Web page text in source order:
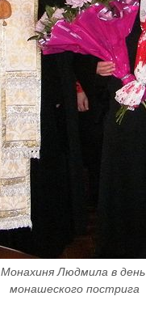
Монахиня Людмила в день
монашеского пострига